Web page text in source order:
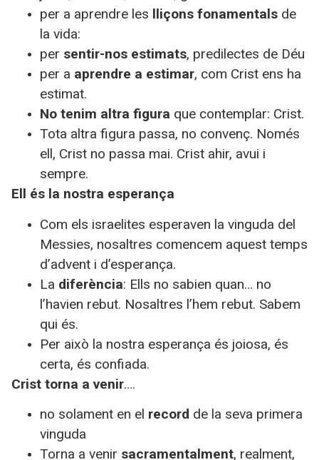
per a aprendre les lliçons fonamentals de
la vida:
per sentir-nos estimats, predilectes de Déu
per a aprendre a estimar, com Crist ens ha
estimat.
No tenim altra figura que contemplar: Crist.
Tota altra figura passa, no convenç. Només
ell, Crist no passa mai. Crist ahir, avui i
sempre.
Ell és la nostra esperança
Com els israelites esperaven la vinguda del
Messies, nosaltres comencem aquest temps
d’advent i d’esperança.
La diferència: Ells no sabien quan… no
l’havien rebut. Nosaltres l’hem rebut. Sabem
qui és.
Per això la nostra esperança és joiosa, és
certa, és confiada.
Crist torna a venir….
no solament en el record de la seva primera
vinguda
Torna a venir sacramentalment, realment,